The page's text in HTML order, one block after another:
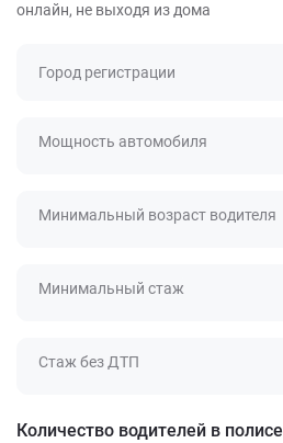
онлайн, не выходя из дома
Город регистрации
Мощность автомобиля
Минимальный возраст водителя
Минимальный стаж
Стаж без ДТП
Количество водителей в полисе